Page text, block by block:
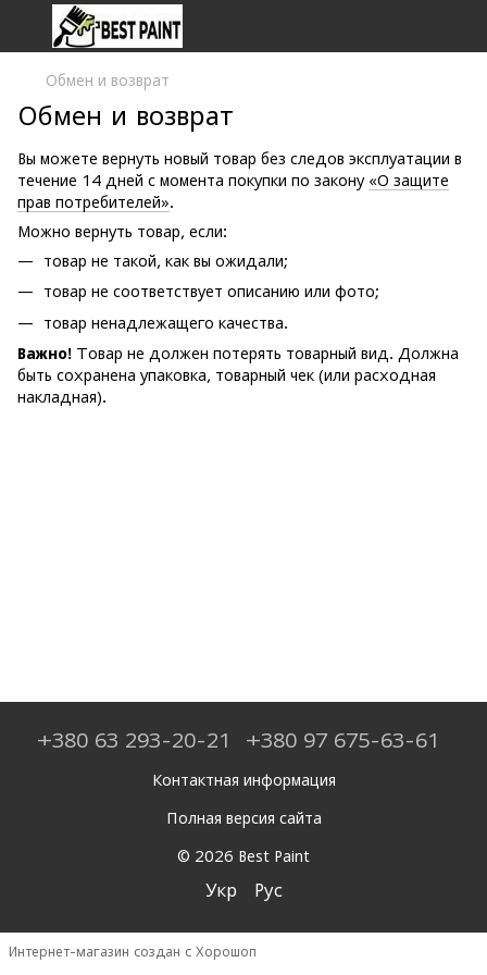
Обмен и возврат
Обмен и возврат
Вы можете вернуть новый товар без следов эксплуатации в
течение 14 дней с момента покупки по закону «О защите
прав потребителей».
Можно вернуть товар, если:
товар не такой, как вы ожидали;
товар не соответствует описанию или фото;
товар ненадлежащего качества.
Важно! Товар не должен потерять товарный вид. Должна
быть сохранена упаковка, товарный чек (или расходная
накладная).
+380 63 293-20-21 +380 97 675-63-61
Контактная информация
Полная версия сайта
© 2026 Best Paint
Укр Рус
Интернет-магазин создан с Хорошоп